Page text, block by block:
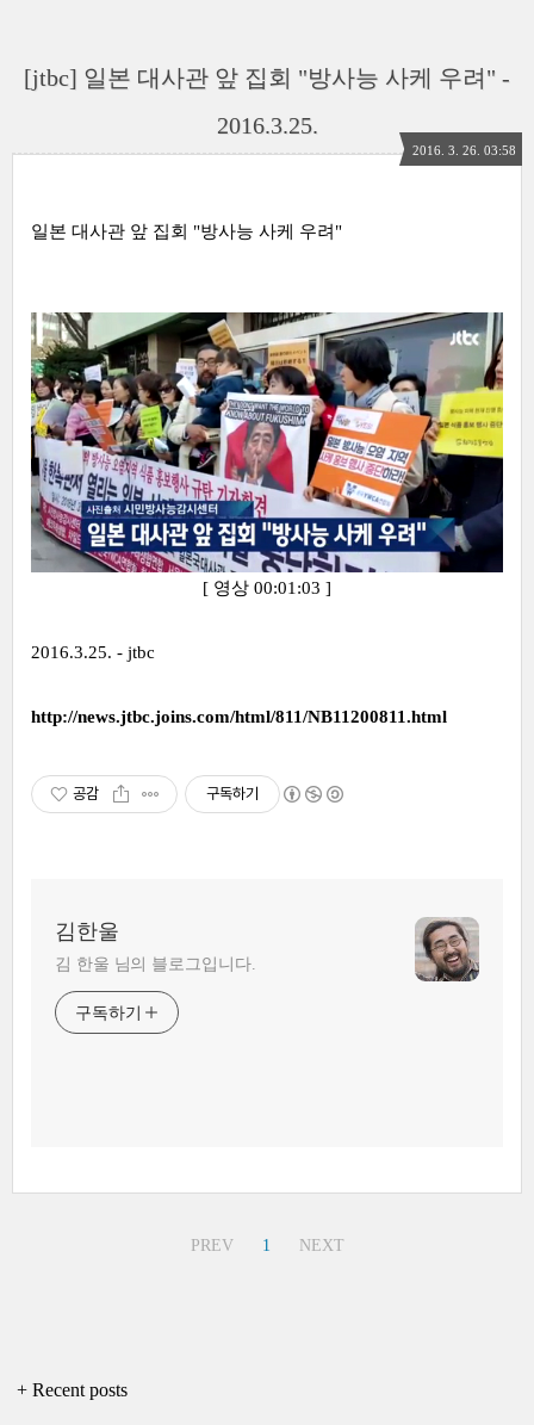
[jtbc] 일본 대사관 앞 집회 "방사능 사케 우려" -
2016.3.25.
2016. 3. 26. 03:58
일본 대사관 앞 집회 "방사능 사케 우려"
[ 영상 00:01:03 ]
2016.3.25. - jtbc
http://news.jtbc.joins.com/html/811/NB11200811.html
공감 구독하기
김한울
김 한울 님의 블로그입니다.
구독하기
PREV 1 NEXT
+ Recent posts